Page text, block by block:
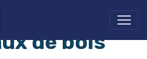
autour de
de bois"